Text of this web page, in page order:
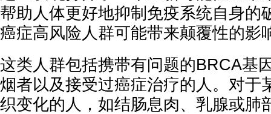
帮助人体更好地抑制免疫系统自身的
癌症高风险人群可能带来颠覆性的影
这类人群包括携带有问题的BRCA基
烟者以及接受过癌症治疗的人。对于
织变化的人，如结肠息肉、乳腺或肺